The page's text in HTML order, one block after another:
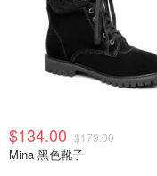
$134.00 $179.00
Mina 黑色靴子